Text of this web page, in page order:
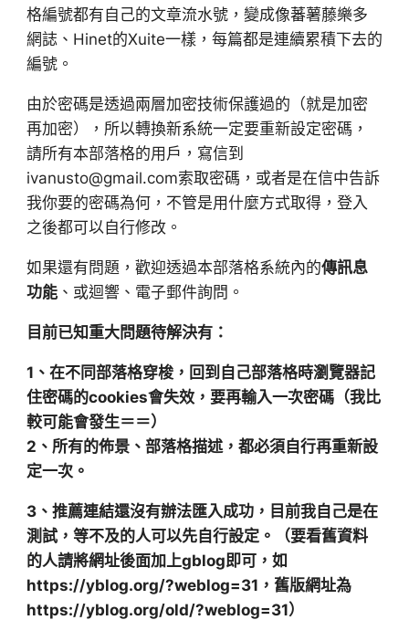
格編號都有自己的文章流水號，變成像蕃薯藤樂多
網誌、Hinet的Xuite一樣，每篇都是連續累積下去的
編號。
由於密碼是透過兩層加密技術保護過的（就是加密
再加密），所以轉換新系統一定要重新設定密碼，
請所有本部落格的用戶，寫信到
ivanusto@gmail.com索取密碼，或者是在信中告訴
我你要的密碼為何，不管是用什麼方式取得，登入
之後都可以自行修改。
如果還有問題，歡迎透過本部落格系統內的傳訊息
功能、或迴響、電子郵件詢問。
目前已知重大問題待解決有：
1、在不同部落格穿梭，回到自己部落格時瀏覽器記
住密碼的cookies會失效，要再輸入一次密碼（我比
較可能會發生＝＝）
2、所有的佈景、部落格描述，都必須自行再重新設
定一次。
3、推薦連結還沒有辦法匯入成功，目前我自己是在
測試，等不及的人可以先自行設定。（要看舊資料
的人請將網址後面加上gblog即可，如
https://yblog.org/?weblog=31，舊版網址為
https://yblog.org/old/?weblog=31）